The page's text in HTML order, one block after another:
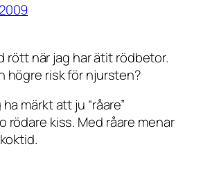
rött när jag har ätit rödbetor.
högre risk för njursten?
märkt att ju “råare”
rödare kiss. Med råare menar